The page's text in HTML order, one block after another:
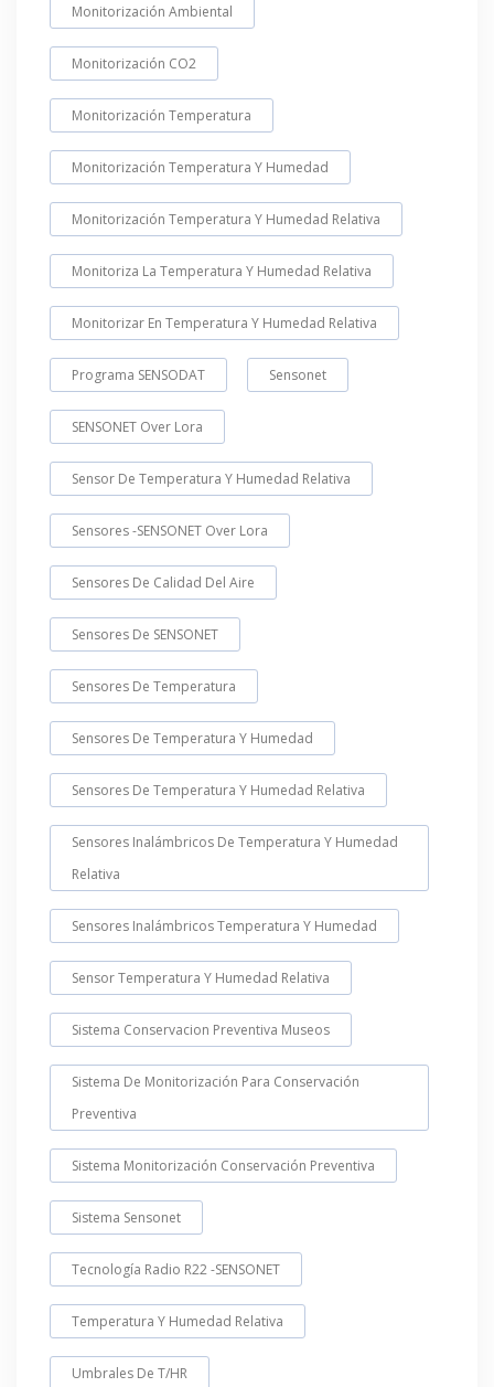
Monitorización Ambiental
Monitorización CO2
Monitorización Temperatura
Monitorización Temperatura Y Humedad
Monitorización Temperatura Y Humedad Relativa
Monitoriza La Temperatura Y Humedad Relativa
Monitorizar En Temperatura Y Humedad Relativa
Programa SENSODAT Sensonet
SENSONET Over Lora
Sensor De Temperatura Y Humedad Relativa
Sensores -SENSONET Over Lora
Sensores De Calidad Del Aire
Sensores De SENSONET
Sensores De Temperatura
Sensores De Temperatura Y Humedad
Sensores De Temperatura Y Humedad Relativa
Sensores Inalámbricos De Temperatura Y Humedad
Relativa
Sensores Inalámbricos Temperatura Y Humedad
Sensor Temperatura Y Humedad Relativa
Sistema Conservacion Preventiva Museos
Sistema De Monitorización Para Conservación
Preventiva
Sistema Monitorización Conservación Preventiva
Sistema Sensonet
Tecnología Radio R22 -SENSONET
Temperatura Y Humedad Relativa
Umbrales De T/HR